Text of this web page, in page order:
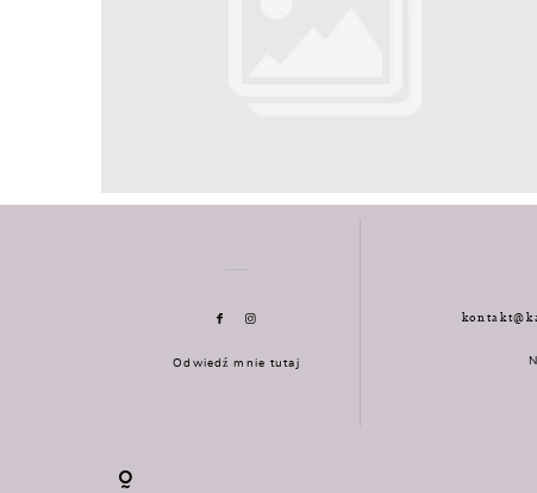
Odwiedź mnie tutaj